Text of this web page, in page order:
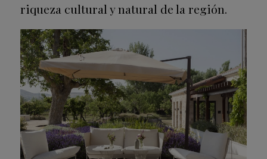
riqueza cultural y natural de la región.